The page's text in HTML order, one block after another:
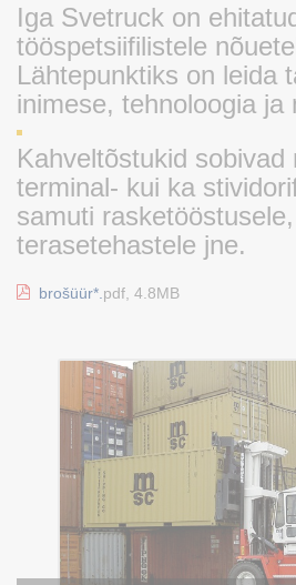
Iga Svetruck on
tööspetsiifilistele
Lähtepunktiks on leida
inimese, tehnoloogia ja
Kahveltõstukid sobivad
terminal- kui ka
samuti rasketööstusele,
terasetehastele jne.
brošüür*. pdf, 4.8MB